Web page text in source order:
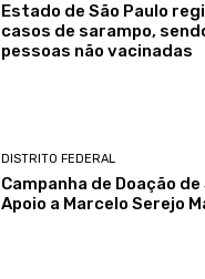
Estado de São Paulo
casos de sarampo,
pessoas não vacinadas
DISTRITO FEDERAL
Campanha de Doação
Apoio a Marcelo Serejo